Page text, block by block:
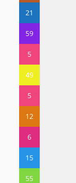
21
59
5
49
5
12
6
15
55